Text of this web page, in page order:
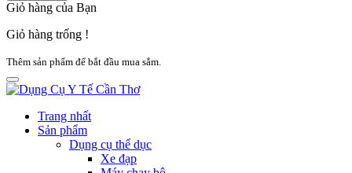
Giỏ hàng của Bạn
Giỏ hàng trống !
Thêm sản phẩm để bắt đầu mua sắm.
Trang nhất
Sản phẩm
Dụng cụ thể dục
Xe đạp